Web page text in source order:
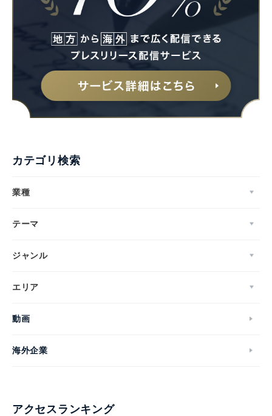
カテゴリ検索
業種
テーマ
ジャンル
エリア
動画
海外企業
アクセスランキング
Japanese